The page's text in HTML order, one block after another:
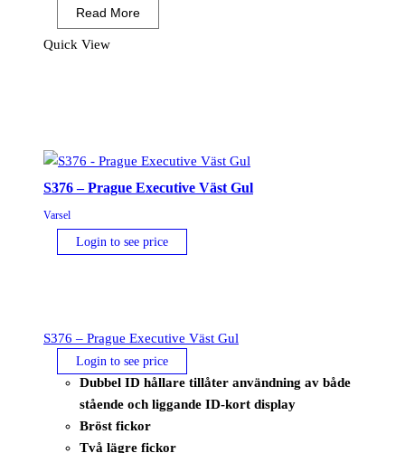
Orange
mängd
Read More
Quick View
S376 – Prague Executive Väst Gul
Varsel
Login to see price
S376 – Prague Executive Väst Gul
Login to see price
Dubbel ID hållare tillåter användning av både
stående och liggande ID-kort display
Bröst fickor
Två lägre fickor